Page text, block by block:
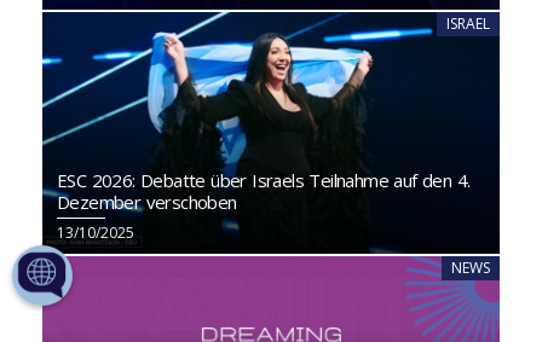
ISRAEL
ESC 2026: Debatte über Israels Teilnahme auf den 4.
Dezember verschoben
13/10/2025
NEWS